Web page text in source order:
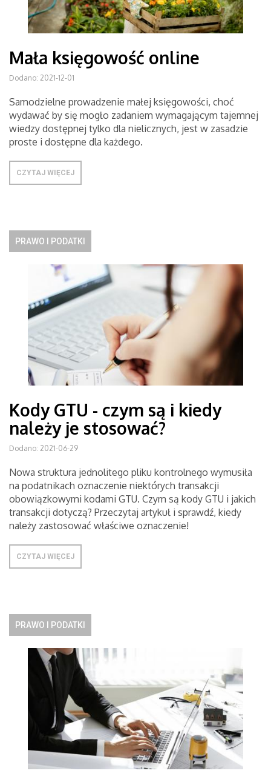
Mała księgowość online
Dodano: 2021-12-01
Samodzielne prowadzenie małej księgowości, choć
wydawać by się mogło zadaniem wymagającym tajemnej
wiedzy dostępnej tylko dla nielicznych, jest w zasadzie
proste i dostępne dla każdego.
CZYTAJ WIĘCEJ
PRAWO I PODATKI
Kody GTU - czym są i kiedy
należy je stosować?
Dodano: 2021-06-29
Nowa struktura jednolitego pliku kontrolnego wymusiła
na podatnikach oznaczenie niektórych transakcji
obowiązkowymi kodami GTU. Czym są kody GTU i jakich
transakcji dotyczą? Przeczytaj artykuł i sprawdź, kiedy
należy zastosować właściwe oznaczenie!
CZYTAJ WIĘCEJ
PRAWO I PODATKI